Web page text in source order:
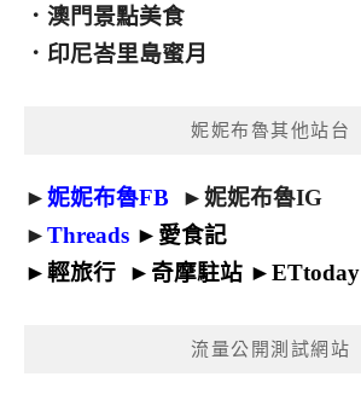
． 澳門景點美食
． 印尼峇里島蜜月
妮妮布魯其他站台
►妮妮布魯FB ►妮妮布魯IG
►Threads ► 愛食記
►輕旅行 ► 奇摩駐站 ►ETtoday
流量公開測試網站